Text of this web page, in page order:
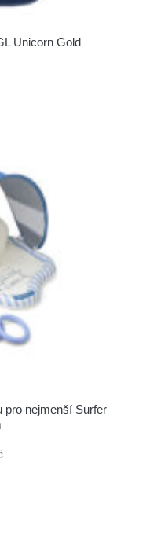
Unicorn Gold
pro nejmenší Surfer